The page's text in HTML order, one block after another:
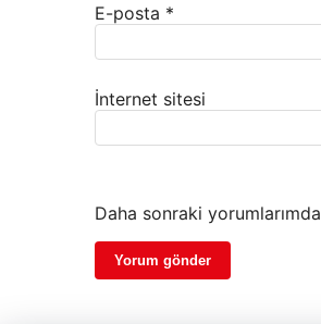
E-posta *
İnternet sitesi
Daha sonraki